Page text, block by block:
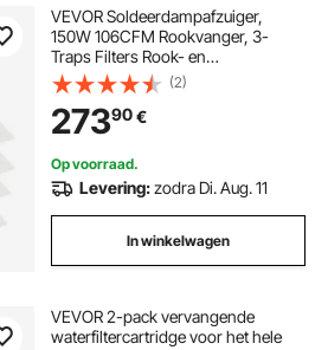
VEVOR Soldeerdampafzuiger,
150W 106CFM Rookvanger, 3-
Traps Filters Rook- en
Stofafzuiging, 3 Snelheden Rook
Afzuigkap met Slang, Rookafzuiger
Solderen voor Solderen
Lasergraveren Doe-het-zelf Lassen
(2)
27390€
Op voorraad.
Levering:zodra Di. Aug. 11
In winkelwagen
VEVOR 2-pack vervangende
waterfiltercartridge voor het hele